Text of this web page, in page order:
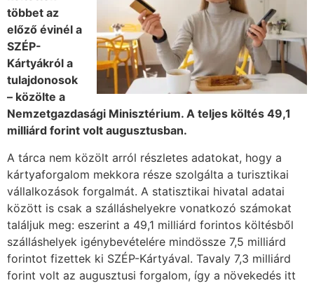
többet az
előző évinél a
SZÉP-
Kártyákról a
tulajdonosok
– közölte a
Nemzetgazdasági Minisztérium. A teljes költés 49,1
milliárd forint volt augusztusban.
A tárca nem közölt arról részletes adatokat, hogy a
kártyaforgalom mekkora része szolgálta a turisztikai
vállalkozások forgalmát. A statisztikai hivatal adatai
között is csak a szálláshelyekre vonatkozó számokat
találjuk meg: eszerint a 49,1 milliárd forintos költésből
szálláshelyek igénybevételére mindössze 7,5 milliárd
forintot fizettek ki SZÉP-Kártyával. Tavaly 7,3 milliárd
forint volt az augusztusi forgalom, így a növekedés itt